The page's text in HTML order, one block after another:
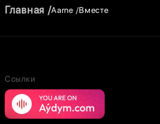
Главная Aarne Вместе
Ссылки